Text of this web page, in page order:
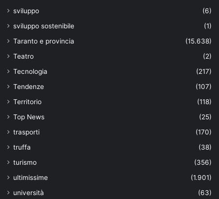
sviluppo
(6)
sviluppo sostenibile
(1)
Taranto e provincia
(15.638)
Teatro
(2)
Tecnologia
(217)
Tendenze
(107)
Territorio
(118)
Top News
(25)
trasporti
(170)
truffa
(38)
turismo
(356)
ultimissime
(1.901)
università
(63)